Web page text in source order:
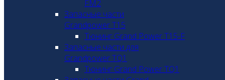
FM2
Запасные части
Grandpower T15
Тюнинг Grand Power T15-F
Запасные части для
Grandpower TQ1
Тюнинг Grand Power TQ1